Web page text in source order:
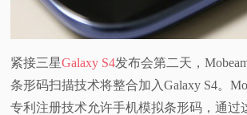
测
视
紧接三星Galaxy S4发布会第二天，
条形码扫描技术将整合加入Galaxy S4。
专利注册技术允许手机模拟条形码，通过